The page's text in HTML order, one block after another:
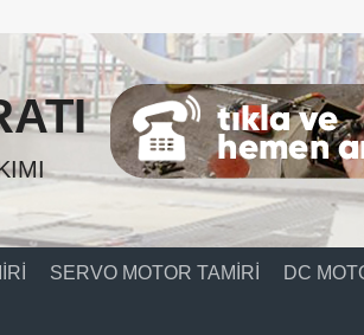
SERVO MOTOR TAMIRI DC